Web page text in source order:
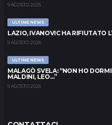
9 AGOSTO 2026
ULTIME NEWS
LAZIO, IVANOVIC HA RIFIUTATO
9 AGOSTO 2026
ULTIME NEWS
MALAGÒ SVELA: “NON HO
MALDINI, LEO…”
9 AGOSTO 2026